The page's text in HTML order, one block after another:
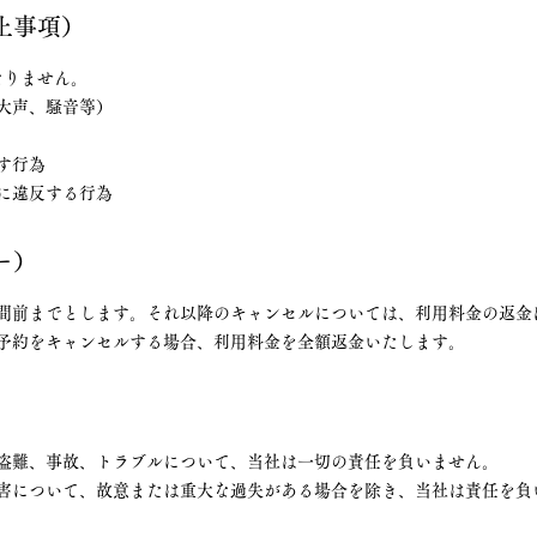
項）
ません。
声、騒音等）
行為
違反する行為
前までとします。それ以降のキャンセルについては、利用料金の返
をキャンセルする場合、利用料金を全額返金いたします。
、事故、トラブルについて、当社は一切の責任を負いません。
害について、故意または重大な過失がある場合を除き、当社は